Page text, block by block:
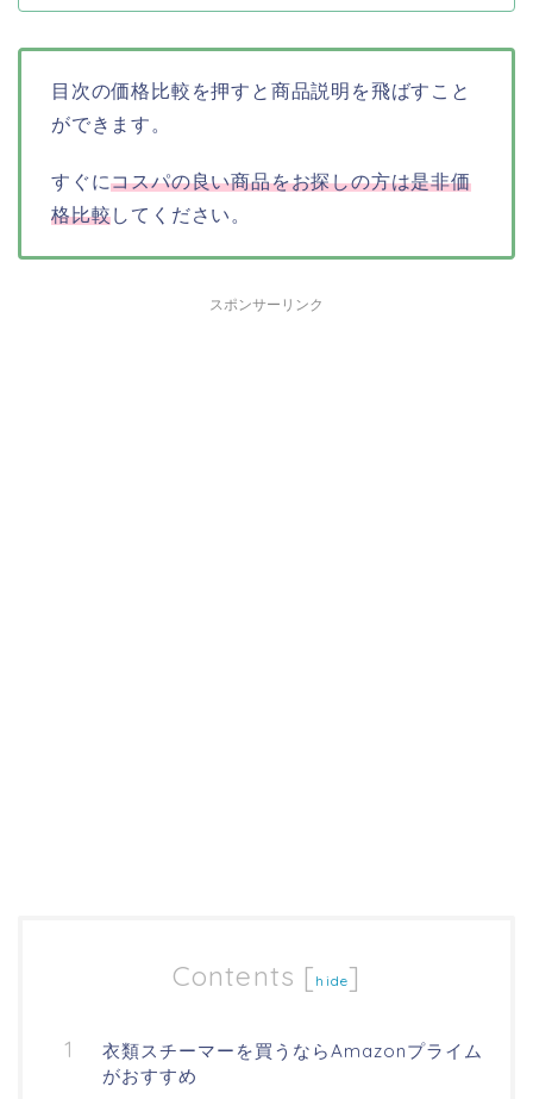
目次の価格比較を押すと商品説明を飛ばすこと
ができます。
すぐにコスパの良い商品をお探しの方は是非価
格比較してください。
スポンサーリンク
Contents [ hide]
衣類スチーマーを買うならAmazonプライム
がおすすめ